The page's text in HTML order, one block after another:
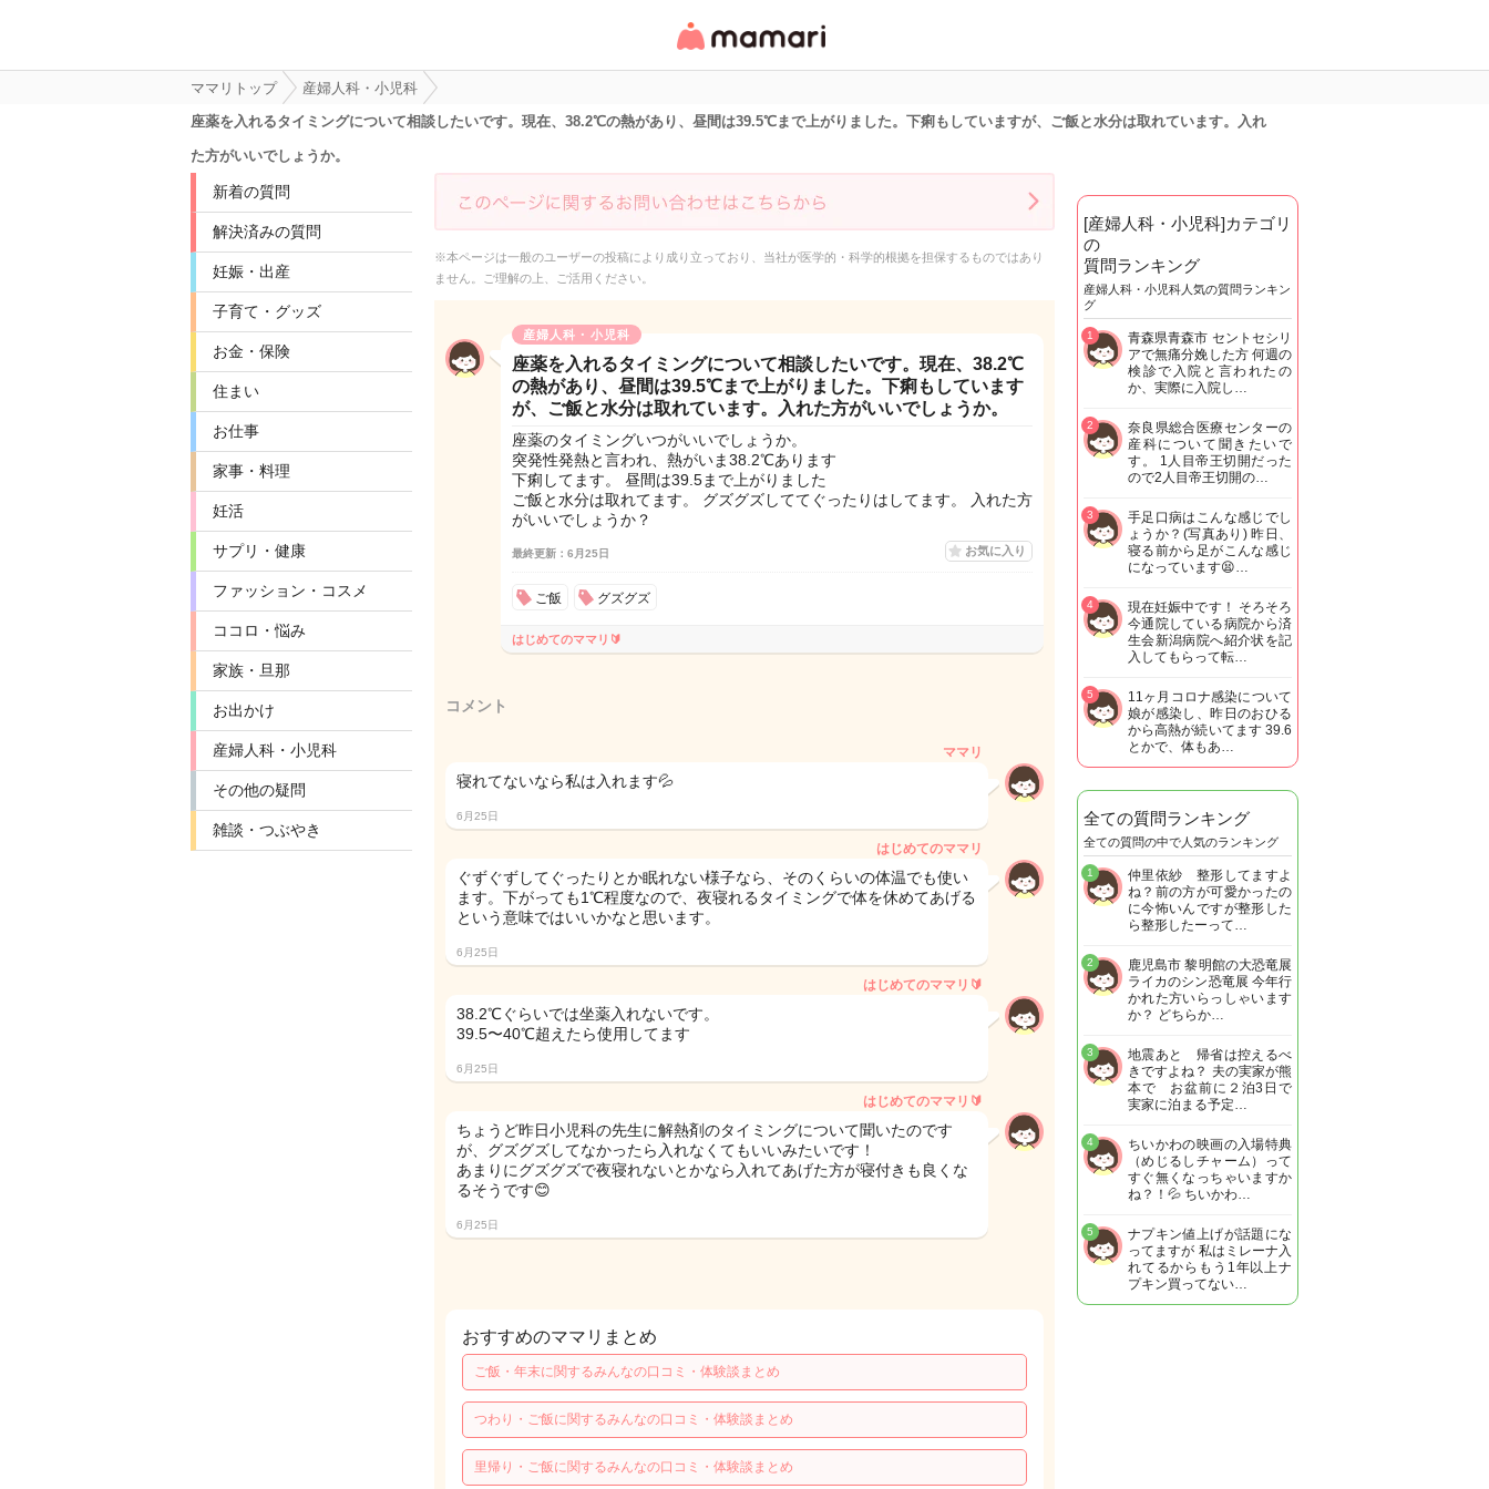
リ・情報サイト
ママリトップ
産婦人科・小児科
座薬を入れるタイミングについて相談したいです。現在、38.2℃の熱があり、昼間は39.5℃まで上がりました。下痢もしていますが、ご飯と水分は取れています。入れ
た方がいいでしょうか。
新着の質問
解決済みの質問
妊娠・出産
子育て・グッズ
お金・保険
住まい
お仕事
家事・料理
妊活
サプリ・健康
ファッション・コスメ
ココロ・悩み
家族・旦那
お出かけ
産婦人科・小児科
その他の疑問
雑談・つぶやき
※本ページは一般のユーザーの投稿により成り立っており、当社が医学的・科学的根拠を担保するものではあり
ません。ご理解の上、ご活用ください。
産婦人科・小児科
座薬を入れるタイミングについて相談したいです。現在、38.2℃
の熱があり、昼間は39.5℃まで上がりました。下痢もしています
が、ご飯と水分は取れています。入れた方がいいでしょうか。
座薬のタイミングいつがいいでしょうか。
突発性発熱と言われ、熱がいま38.2℃あります
下痢してます。 昼間は39.5まで上がりました
ご飯と水分は取れてます。 グズグズしててぐったりはしてます。 入れた方
がいいでしょうか？
最終更新：6月25日 お気に入り
ご飯 グズグズ
はじめてのママリ🔰
コメント
ママリ
寝れてないなら私は入れます💦
6月25日
はじめてのママリ
ぐずぐずしてぐったりとか眠れない様子なら、そのくらいの体温でも使い
ます。下がっても1℃程度なので、夜寝れるタイミングで体を休めてあげる
という意味ではいいかなと思います。
6月25日
はじめてのママリ🔰
38.2℃ぐらいでは坐薬入れないです。
39.5〜40℃超えたら使用してます
6月25日
はじめてのママリ🔰
ちょうど昨日小児科の先生に解熱剤のタイミングについて聞いたのです
が、グズグズしてなかったら入れなくてもいいみたいです！
あまりにグズグズで夜寝れないとかなら入れてあげた方が寝付きも良くな
るそうです😊
6月25日
おすすめのママリまとめ
ご飯・年末に関するみんなの口コミ・体験談まとめ
つわり・ご飯に関するみんなの口コミ・体験談まとめ
里帰り・ご飯に関するみんなの口コミ・体験談まとめ
[産婦人科・小児科]カテゴリ
の
質問ランキング
産婦人科・小児科人気の質問ランキン
グ
青森県青森市 セントセシリ
アで無痛分娩した方 何週の
検診で入院と言われたの
か、実際に入院し…
1
奈良県総合医療センターの
産科について聞きたいで
す。 1人目帝王切開だった
ので2人目帝王切開の…
2
手足口病はこんな感じでし
ょうか？(写真あり) 昨日、
寝る前から足がこんな感じ
になっています😫…
3
現在妊娠中です！ そろそろ
今通院している病院から済
生会新潟病院へ紹介状を記
入してもらって転…
4
11ヶ月コロナ感染について
娘が感染し、昨日のおひる
から高熱が続いてます 39.6
とかで、体もあ…
5
全ての質問ランキング
全ての質問の中で人気のランキング
仲里依紗 整形してますよ
ね？前の方が可愛かったの
に今怖いんですが整形した
ら整形したーって…
1
鹿児島市 黎明館の大恐竜展
ライカのシン恐竜展 今年行
かれた方いらっしゃいます
か？ どちらか…
2
地震あと 帰省は控えるべ
きですよね？ 夫の実家が熊
本で お盆前に２泊3日で
実家に泊まる予定…
3
ちいかわの映画の入場特典
（めじるしチャーム）って
すぐ無くなっちゃいますか
ね？！💦 ちいかわ…
4
ナプキン値上げが話題にな
ってますが 私はミレーナ入
れてるからもう1年以上ナ
プキン買ってない…
5